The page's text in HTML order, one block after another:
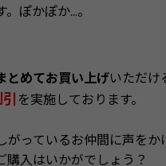
ぽかぽか…。
とめてお買い上げいただけ
を実施しております。
がっているお仲間に声をか
購入はいかがでしょう？